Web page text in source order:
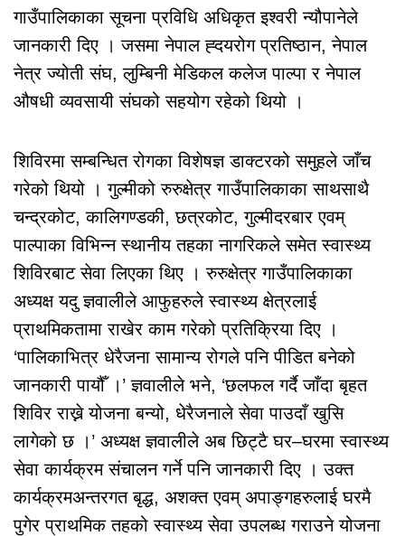
गाउँपालिकाका सूचना प्रविधि अधिकृत इश्वरी न्यौपानेले
जानकारी दिए । जसमा नेपाल ह्दयरोग प्रतिष्ठान, नेपाल
नेत्र ज्योती संघ, लुम्बिनी मेडिकल कलेज पाल्पा र नेपाल
औषधी व्यवसायी संघको सहयोग रहेको थियो ।
शिविरमा सम्बन्धित रोगका विशेषज्ञ डाक्टरको समुहले जाँच
गरेको थियो । गुल्मीको रुरुक्षेत्र गाउँपालिकाका साथसाथै
चन्द्रकोट, कालिगण्डकी, छत्रकोट, गुल्मीदरबार एवम्
पाल्पाका विभिन्न स्थानीय तहका नागरिकले समेत स्वास्थ्य
शिविरबाट सेवा लिएका थिए । रुरुक्षेत्र गाउँपालिकाका
अध्यक्ष यदु ज्ञवालीले आफुहरुले स्वास्थ्य क्षेत्रलाई
प्राथमिकतामा राखेर काम गरेको प्रतिक्रिया दिए ।
‘पालिकाभित्र धेरैजना सामान्य रोगले पनि पीडित बनेको
जानकारी पायौँ ।’ ज्ञवालीले भने, ‘छलफल गर्दै जाँदा बृहत
शिविर राख्ने योजना बन्यो, धेरैजनाले सेवा पाउदाँ खुसि
लागेको छ ।’ अध्यक्ष ज्ञवालीले अब छिट्टै घर–घरमा स्वास्थ्य
सेवा कार्यक्रम संचालन गर्ने पनि जानकारी दिए । उक्त
कार्यक्रमअन्तरगत बृद्ध, अशक्त एवम् अपाङ्गहरुलाई घरमै
पुगेर प्राथमिक तहको स्वास्थ्य सेवा उपलब्ध गराउने योजना